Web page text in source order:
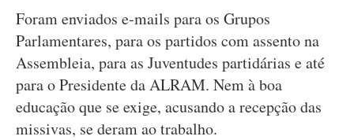
Foram enviados e-mails para os Grupos
Parlamentares, para os partidos com assento na
Assembleia, para as Juventudes partidárias e até
para o Presidente da ALRAM. Nem à boa
educação que se exige, acusando a recepção das
missivas, se deram ao trabalho.